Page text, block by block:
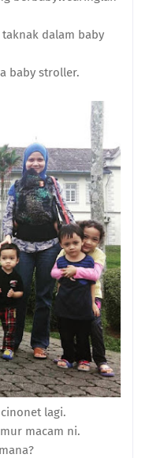
dalam baby
baby stroller.
lagi.
macam ni.